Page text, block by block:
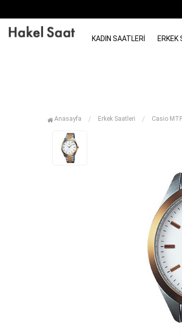
KADIN SAATLERI ERKEK
Anasayfa Erkek Saatleri Casio